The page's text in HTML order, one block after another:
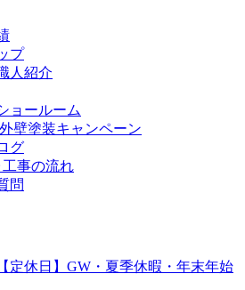
プ
人紹介
ョールーム
壁塗装キャンペーン
グ
工事の流れ
問
定休日】GW・夏季休暇・年末年始